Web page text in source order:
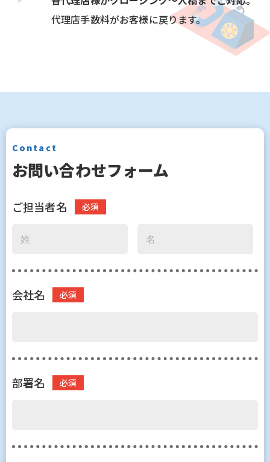
代理店手数料がお客様に戻ります。
Contact
お問い合わせフォーム
ご担当者名
会社名
部署名